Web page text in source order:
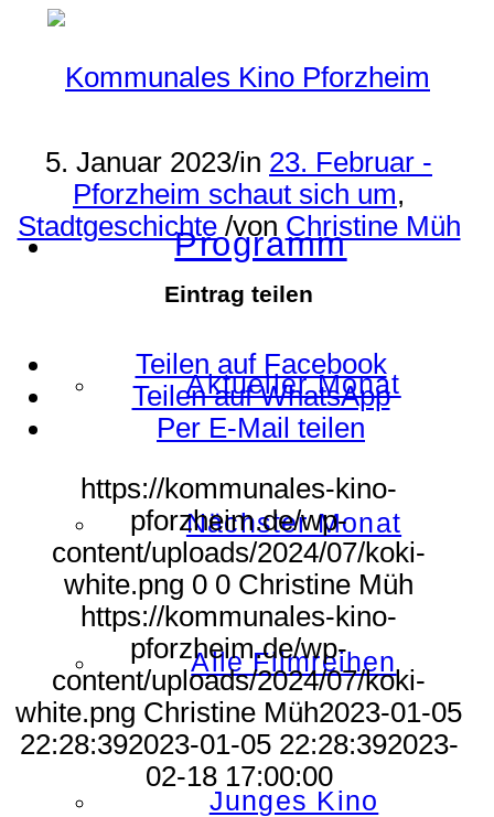
Programm
Aktueller Monat
Nächster Monat
Alle Filmreihen
Junges Kino
5. Januar 2023/in 23. Februar -
Pforzheim schaut sich um,
Stadtgeschichte /von Christine Müh
Eintrag teilen
Teilen auf Facebook
Teilen auf WhatsApp
Per E-Mail teilen
https://kommunales-kino-
pforzheim.de/wp-
content/uploads/2024/07/koki-
white.png 0 0 Christine Müh
https://kommunales-kino-
pforzheim.de/wp-
content/uploads/2024/07/koki-
white.png Christine Müh2023-01-05
22:28:392023-01-05 22:28:392023-
02-18 17:00:00